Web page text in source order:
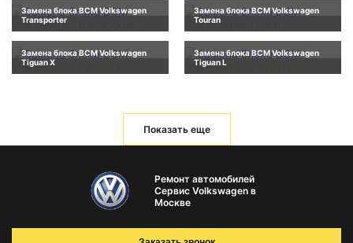
Замена блока BCM Volkswagen
Transporter
Замена блока BCM Volkswagen
Touran
Замена блока BCM Volkswagen
Tiguan X
Замена блока BCM Volkswagen
Tiguan L
Показать еще
Ремонт автомобилей
Сервис Volkswagen в
Москве